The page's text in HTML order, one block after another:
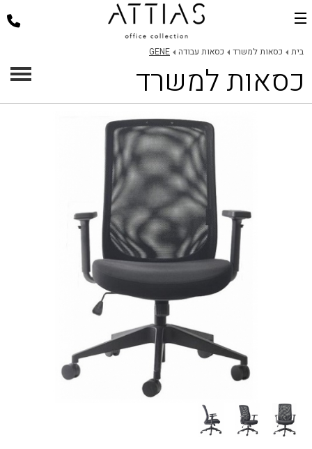
בית
דלפקי קבלה
כסאות למשרד
בית כסאות למשרד כסאות עבודה GENE
כסאות למשרד